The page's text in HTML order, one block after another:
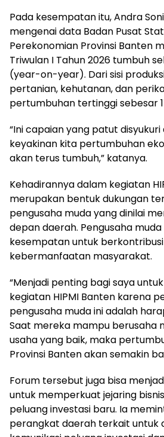
Pada kesempatan itu, Andra
mengenai data Badan Pusat
Perekonomian Provinsi Banten
Triwulan I Tahun 2026 tumbuh
(year-on-year). Dari sisi
pertanian, kehutanan, dan
pertumbuhan tertinggi sebesar
“Ini capaian yang patut
keyakinan kita pertumbuhan
akan terus tumbuh,” katanya.
Kehadirannya dalam kegiatan
merupakan bentuk dukungan
pengusaha muda yang dinilai
depan daerah. Pengusaha
kesempatan untuk
kebermanfaatan masyarakat.
“Menjadi penting bagi saya
kegiatan HIPMI Banten karena
pengusaha muda ini adalah
Saat mereka mampu berusaha
usaha yang baik, maka
Provinsi Banten akan semakin
Forum tersebut juga bisa
untuk memperkuat jejaring
peluang investasi baru. Ia
perangkat daerah terkait untuk